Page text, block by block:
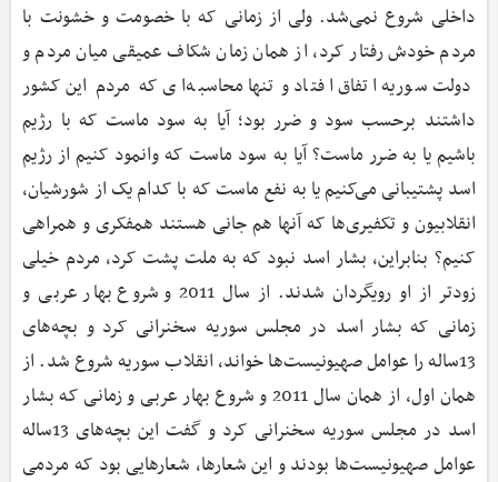
داخلی شروع نمی‌شد. ولی از زمانی که با خصومت و خشونت با
مردم خودش رفتار کرد، از همان زمان شکاف عمیقی میان مردم و
دولت سوریه اتفاق افتاد و تنها محاسبه‌ای که مردم این کشور
داشتند برحسب سود و ضرر بود؛ آیا به سود ماست که با رژیم
باشیم یا به ضرر ماست؟ آیا به سود ماست که وانمود کنیم از رژیم
اسد پشتیبانی می‌کنیم یا به نفع ماست که با کدام یک از شورشیان،
انقلابیون و تکفیری‌ها که آنها هم جانی هستند همفکری و همراهی
کنیم؟ بنابراین، بشار اسد نبود که به ملت پشت کرد، مردم خیلی
زودتر از او رویگردان شدند. از سال 2011 و شروع بهار عربی و
زمانی که بشار اسد در مجلس سوریه سخنرانی کرد و بچه‌های
13ساله را عوامل صهیونیست‌ها خواند، انقلاب سوریه شروع شد. از
همان اول، از همان سال 2011 و شروع بهار عربی و زمانی که بشار
اسد در مجلس سوریه سخنرانی کرد و گفت این بچه‌های 13ساله
عوامل صهیونیست‌ها بودند و این شعارها، شعارهایی بود که مردمی